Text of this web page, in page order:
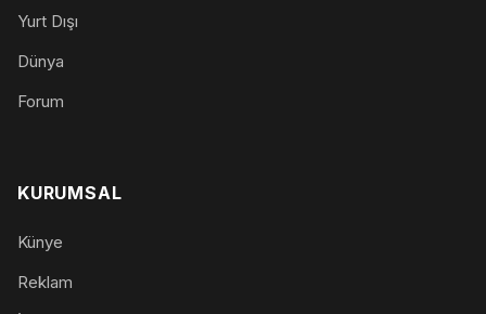
Yurt Dışı
Dünya
Forum
KURUMSAL
Künye
Reklam